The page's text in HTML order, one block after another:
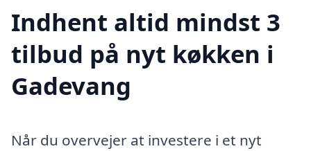
Indhent altid mindst 3
tilbud på nyt køkken i
Gadevang
Når du overvejer at investere i et nyt